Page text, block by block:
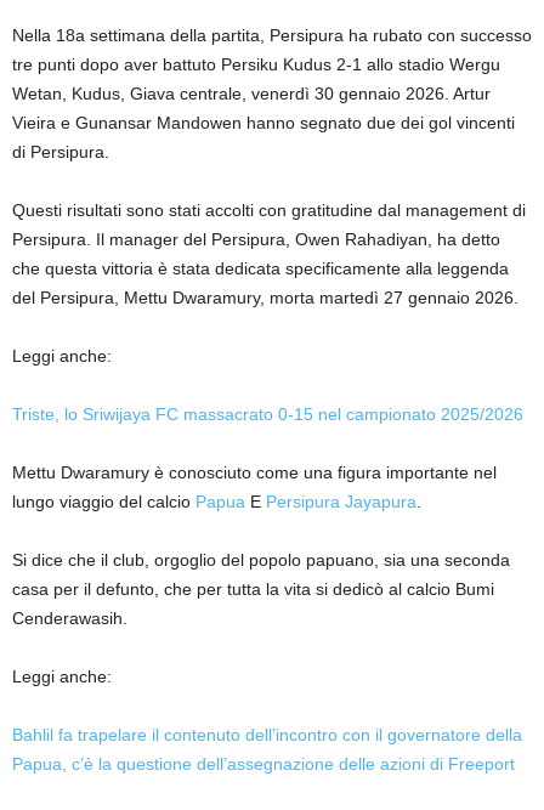
Nella 18a settimana della partita, Persipura ha rubato con successo
tre punti dopo aver battuto Persiku Kudus 2-1 allo stadio Wergu
Wetan, Kudus, Giava centrale, venerdì 30 gennaio 2026. Artur
Vieira e Gunansar Mandowen hanno segnato due dei gol vincenti
di Persipura.
Questi risultati sono stati accolti con gratitudine dal management di
Persipura. Il manager del Persipura, Owen Rahadiyan, ha detto
che questa vittoria è stata dedicata specificamente alla leggenda
del Persipura, Mettu Dwaramury, morta martedì 27 gennaio 2026.
Leggi anche:
Triste, lo Sriwijaya FC massacrato 0-15 nel campionato 2025/2026
Mettu Dwaramury è conosciuto come una figura importante nel
lungo viaggio del calcio Papua E Persipura Jayapura
Si dice che il club, orgoglio del popolo papuano, sia una seconda
casa per il defunto, che per tutta la vita si dedicò al calcio Bumi
Cenderawasih.
Leggi anche:
Bahlil fa trapelare il contenuto dell’incontro con il governatore della
Papua, c’è la questione dell’assegnazione delle azioni di Freeport